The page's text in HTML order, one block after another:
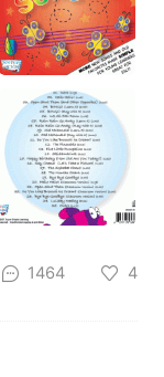
1464 4